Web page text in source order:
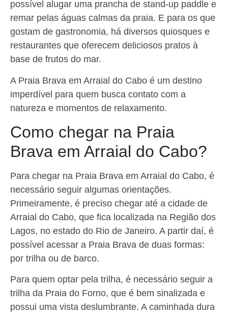
possível alugar uma prancha de stand-up paddle e
remar pelas águas calmas da praia. E para os que
gostam de gastronomia, há diversos quiosques e
restaurantes que oferecem deliciosos pratos à
base de frutos do mar.
A Praia Brava em Arraial do Cabo é um destino
imperdível para quem busca contato com a
natureza e momentos de relaxamento.
Como chegar na Praia
Brava em Arraial do Cabo?
Para chegar na Praia Brava em Arraial do Cabo, é
necessário seguir algumas orientações.
Primeiramente, é preciso chegar até a cidade de
Arraial do Cabo, que fica localizada na Região dos
Lagos, no estado do Rio de Janeiro. A partir daí, é
possível acessar a Praia Brava de duas formas:
por trilha ou de barco.
Para quem optar pela trilha, é necessário seguir a
trilha da Praia do Forno, que é bem sinalizada e
possui uma vista deslumbrante. A caminhada dura